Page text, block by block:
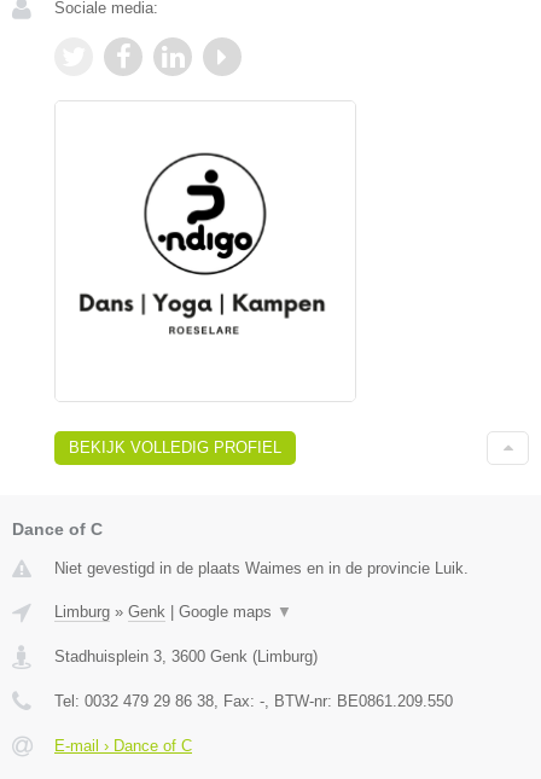
Sociale media:
BEKIJK VOLLEDIG PROFIEL
Dance of C
Niet gevestigd in de plaats Waimes en in de provincie Luik.
Limburg » Genk | Google maps ▼
Stadhuisplein 3 3600 Genk (Limburg)
Tel: 0032 479 29 86 38 , Fax: - , BTW-nr: BE0861.209.550
E-mail › Dance of C